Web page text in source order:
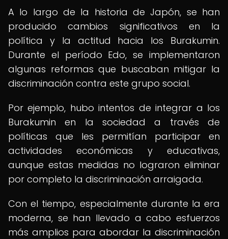
A lo largo de la historia de Japón, se han
producido cambios significativos en la
política y la actitud hacia los Burakumin.
Durante el período Edo, se implementaron
algunas reformas que buscaban mitigar la
discriminación contra este grupo social.
Por ejemplo, hubo intentos de integrar a los
Burakumin en la sociedad a través de
políticas que les permitían participar en
actividades económicas y educativas,
aunque estas medidas no lograron eliminar
por completo la discriminación arraigada.
Con el tiempo, especialmente durante la era
moderna, se han llevado a cabo esfuerzos
más amplios para abordar la discriminación